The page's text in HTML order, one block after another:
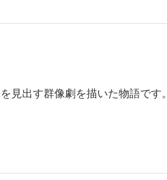
見出す群像劇を描いた物語です。